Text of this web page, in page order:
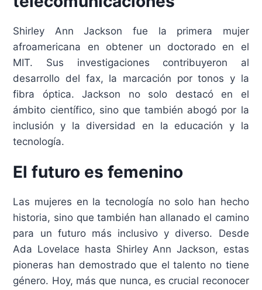
Shirley Ann Jackson fue la primera mujer
afroamericana en obtener un doctorado en el
MIT. Sus investigaciones contribuyeron al
desarrollo del fax, la marcación por tonos y la
fibra óptica. Jackson no solo destacó en el
ámbito científico, sino que también abogó por la
inclusión y la diversidad en la educación y la
tecnología.
El futuro es femenino
Las mujeres en la tecnología no solo han hecho
historia, sino que también han allanado el camino
para un futuro más inclusivo y diverso. Desde
Ada Lovelace hasta Shirley Ann Jackson, estas
pioneras han demostrado que el talento no tiene
género. Hoy, más que nunca, es crucial reconocer